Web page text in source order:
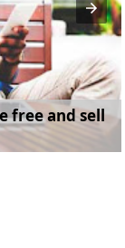
free and sell